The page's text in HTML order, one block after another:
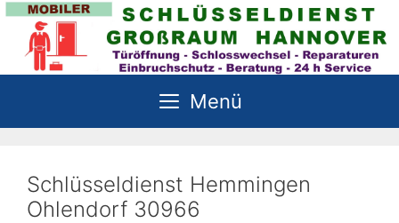
Zum
Inhalt
springen
Menü
Schlüsseldienst Hemmingen
Ohlendorf 30966